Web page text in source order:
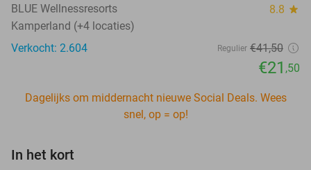
BLUE Wellnessresorts 8.8 star
Kamperland (+4 locaties)
Verkocht: 2.604
Regulier €41,50
€21 ,50
Dagelijks om middernacht nieuwe Social Deals. Wees
snel, op = op!
In het kort